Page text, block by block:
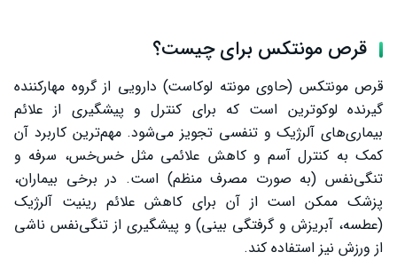
قرص مونتکس برای چیست؟
قرص مونتکس (حاوی مونته لوکاست) دارویی از گروه مهارکننده
گیرنده لوکوترین است که برای کنترل و پیشگیری از علائم
بیماری‌های آلرژیک و تنفسی تجویز می‌شود. مهم‌ترین کاربرد آن
کمک به کنترل آسم و کاهش علائمی مثل خس‌خس، سرفه و
تنگی‌نفس (به صورت مصرف منظم) است. در برخی بیماران،
پزشک ممکن است از آن برای کاهش علائم رینیت آلرژیک
(عطسه، آبریزش و گرفتگی بینی) و پیشگیری از تنگی‌نفس ناشی
از ورزش نیز استفاده کند.